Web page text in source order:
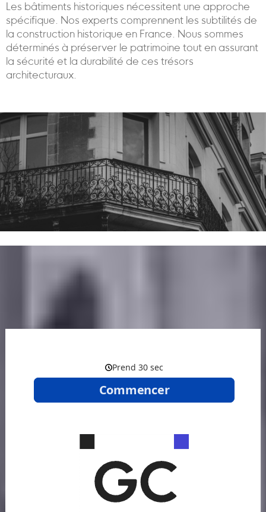
Les bâtiments historiques nécessitent une approche
spécifique. Nos experts comprennent les subtilités de
la construction historique en France. Nous sommes
déterminés à préserver le patrimoine tout en assurant
la sécurité et la durabilité de ces trésors
architecturaux.